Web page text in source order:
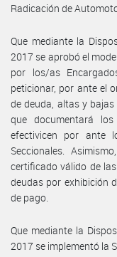
Radicación de
Que mediante la
2017 se aprobó el
por los/as
peticionar, por ante el
de deuda, altas y
que documentará
efectivicen por ante
Seccionales.
certificado válido de
deudas por exhibición
de pago.
Que mediante la
2017 se implementó la